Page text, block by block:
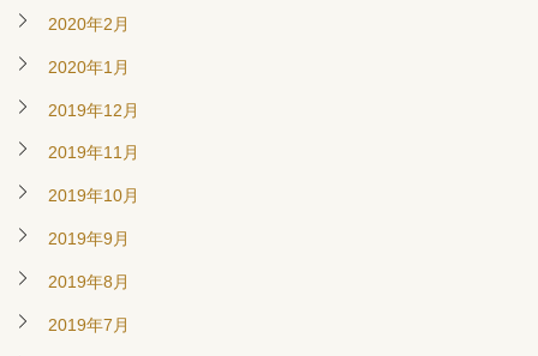
2020年2月
2020年1月
2019年12月
2019年11月
2019年10月
2019年9月
2019年8月
2019年7月